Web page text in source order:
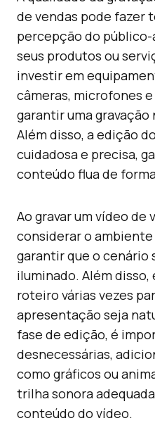
de vendas pode fazer
percepção do
seus produtos ou
investir em
câmeras, microfones
garantir uma
Além disso, a edição
cuidadosa e precisa,
conteúdo flua de
Ao gravar um vídeo
considerar o
garantir que o cenário
iluminado. Além disso,
roteiro várias vezes
apresentação seja
fase de edição, é
desnecessárias,
como gráficos ou
trilha sonora
conteúdo do vídeo.